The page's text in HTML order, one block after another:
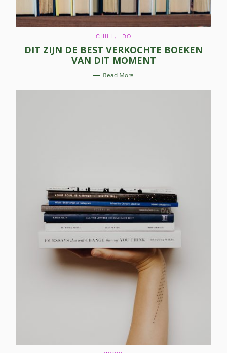
C
T
E
G
O
R
I
S
CHILL DO
DIT ZIJN DE BEST VERKOCHTE BOEKEN
VAN DIT MOMENT
Read More